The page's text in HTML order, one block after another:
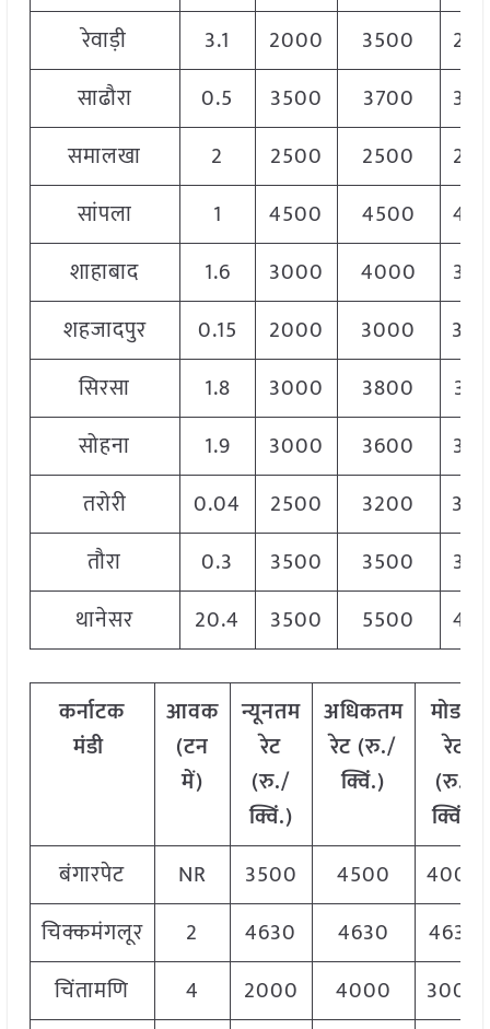
रेवाड़ी
3.1 2000 3500
साढौरा
0.5 3500 3700
समालखा
2 2500 2500
सांपला
1 4500 4500
शाहाबाद
1.6 3000 4000
शहजादपुर
0.15 2000 3000
सिरसा
1.8 3000 3800
सोहना
1.9 3000 3600
तरोरी
0.04 2500 3200
तौरा
0.3 3500 3500
थानेसर
20.4 3500 5500
कर्नाटक
मंडी
आवक
(टन
में)
न्यूनतम
रेट
(रु./
क्विं.)
अधिकतम
रेट (रु./
क्विं.)
मोडल
रेट
(रु./
क्विं.)
बंगारपेट
NR 3500 4500
4000
चिक्कमंगलूर
2 4630 4630
4630
चिंतामणि
4 2000 4000
3000